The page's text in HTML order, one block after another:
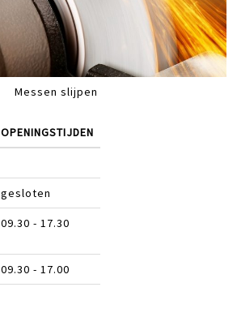
Messen slijpen
OPENINGSTIJDEN
gesloten
09.30 - 17.30
09.30 - 17.00